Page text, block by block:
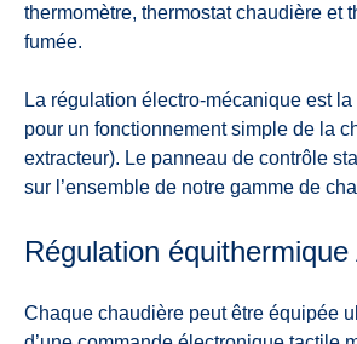
thermomètre, thermostat chaudière et
fumée.
La régulation électro-mécanique est
pour un fonctionnement simple de la
extracteur). Le panneau de contrôle
sur l’ensemble de notre gamme de
Régulation
Chaque chaudière peut être équipée